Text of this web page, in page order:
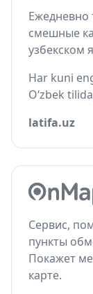
Ежедневно
смешные
узбекском
Har kuni
O‘zbek
latifa.uz
Сервис,
пункты
Покажет
карте.